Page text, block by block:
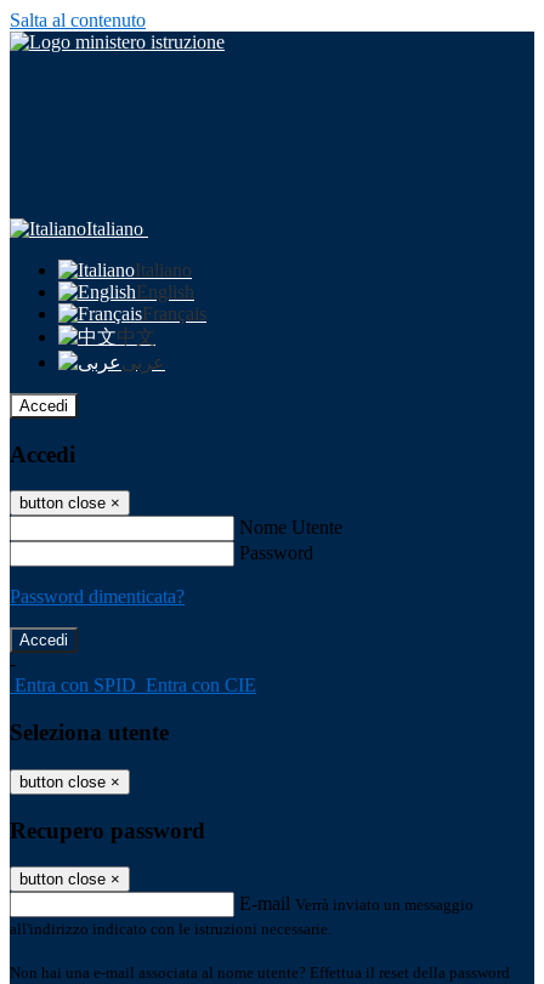
Salta al contenuto
Italiano
Italiano
English
Français
中文
عربى
Accedi
Accedi
button close ×
Nome Utente
Password
Password dimenticata?
-
Entra con SPID Entra con CIE
Seleziona utente
button close ×
Recupero password
button close ×
E-mail Verrà inviato un messaggio
all'indirizzo indicato con le istruzioni necessarie.
Non hai una e-mail associata al nome utente? Effettua il reset della password